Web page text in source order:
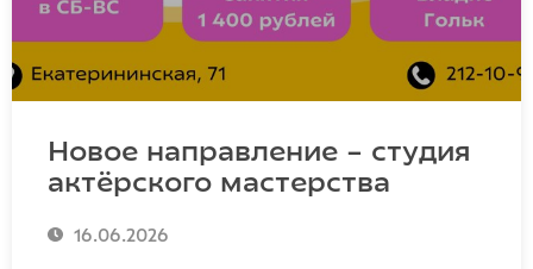
Новое направление – студия
актёрского мастерства
16.06.2026